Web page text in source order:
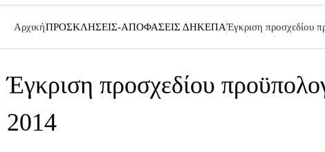
ΑρχικήΠΡΟΣΚΛΗΣΕΙΣ-ΑΠΟΦΑΣΕΙΣ ΔΗΚΕΠΑΈγκριση προσχεδίου
Έγκριση προσχεδίου
2014